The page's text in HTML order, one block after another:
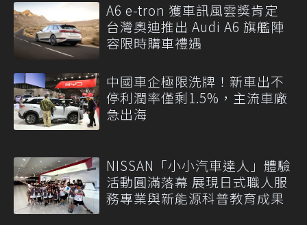
A6 e-tron 獲車訊風雲獎肯定
台灣奧迪推出 Audi A6 旗艦陣
容限時購車禮遇
中國車企極限洗牌！新車出不
停利潤率僅剩1.5%，主流車廠
急出海
NISSAN「小小汽車達人」體驗
活動圓滿落幕 展現日式職人服
務專業與新能源科普教育成果